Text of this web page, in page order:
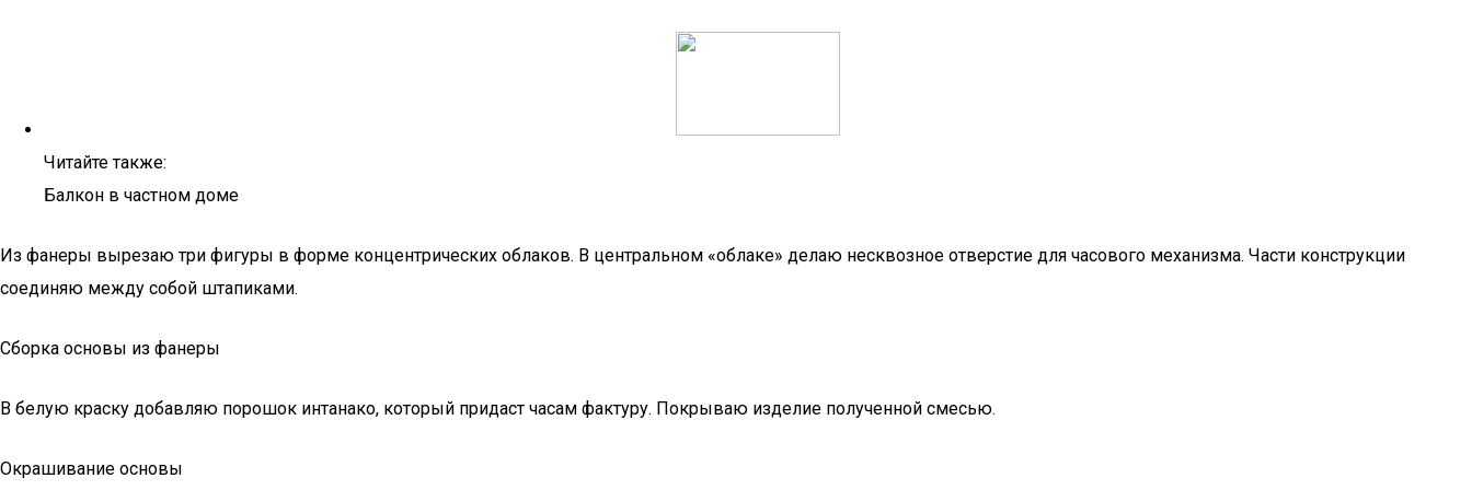
Читайте также:
Балкон в частном доме
Из фанеры вырезаю три фигуры в форме концентрических облаков. В центральном «облаке» делаю несквозное отверстие для часового механизма. Части конструкции
соединяю между собой штапиками.
Сборка основы из фанеры
В белую краску добавляю порошок интанако, который придаст часам фактуру. Покрываю изделие полученной смесью.
Окрашивание основы